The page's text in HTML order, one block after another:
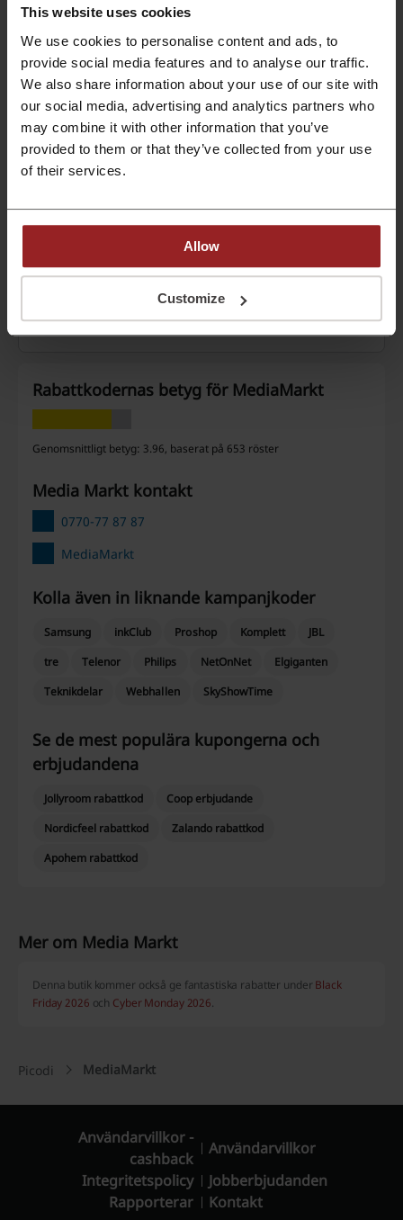
This website uses cookies
We use cookies to personalise content and ads, to
provide social media features and to analyse our traffic.
We also share information about your use of our site with
our social media, advertising and analytics partners who
may combine it with other information that you’ve
provided to them or that they’ve collected from your use
of their services.
Allow
Customize
PROMO
Se rabatt
Utgår: Pågående
Detaljer om erbjudanden
Senast uppdaterad
2026-08-01 07:01
Rabattkodernas betyg för MediaMarkt
Genomsnittligt betyg: 3.96, baserat på 653 röster
Media Markt kontakt
0770-77 87 87
MediaMarkt
Kolla även in liknande kampanjkoder
Samsung inkClub Proshop Komplett
JBL
tre
Telenor Philips NetOnNet
Elgiganten
Teknikdelar
Webhallen SkyShowTime
Se de mest populära kupongerna och
erbjudandena
Jollyroom rabattkod
Coop erbjudande
Nordicfeel rabattkod
Zalando rabattkod
Apohem rabattkod
Mer om Media Markt
Denna butik kommer också ge fantastiska rabatter under Black
Friday 2026 och Cyber Monday 2026.
Picodi MediaMarkt
Användarvillkor -
cashback
Användarvillkor
Integritetspolicy
Jobberbjudanden
Rapporterar
Kontakt